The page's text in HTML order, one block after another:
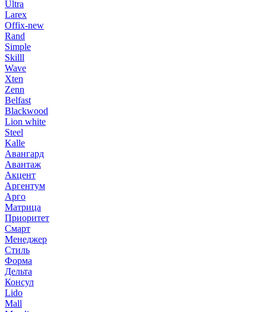
Ultra
Larex
Offix-new
Rand
Simple
Skilll
Wave
Xten
Zenn
Belfast
Blackwood
Lion white
Steel
Kalle
Авангард
Авантаж
Акцент
Аргентум
Арго
Матрица
Приоритет
Смарт
Менеджер
Стиль
Форма
Дельта
Консул
Lido
Mall